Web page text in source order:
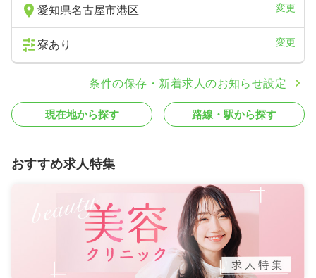
愛知県名古屋市港区 変更
寮あり 変更
条件の保存・新着求人のお知らせ設定
現在地から探す 路線・駅から探す
おすすめ求人特集